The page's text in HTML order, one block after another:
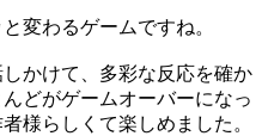
変わるゲームですね。
かけて、多彩な反応を確か
どがゲームオーバーになっ
様らしくて楽しめました。